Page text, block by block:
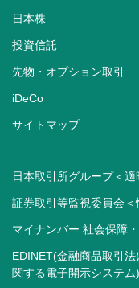
日本株
投資信託
先物・オプション取引
iDeCo
サイトマップ
日本取引所グループ＜
証券取引等監視委員会＜
マイナンバー 社会保障
EDINET(金融商品取引
関する電子開示システム)